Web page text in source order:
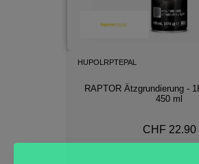
HUPOLRPTEPAL
RAPTOR Ätzgrundierung -
450 ml
CHF 22.90